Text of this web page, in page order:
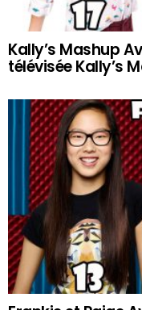
Kally’s Mashup
télévisée Kally’s